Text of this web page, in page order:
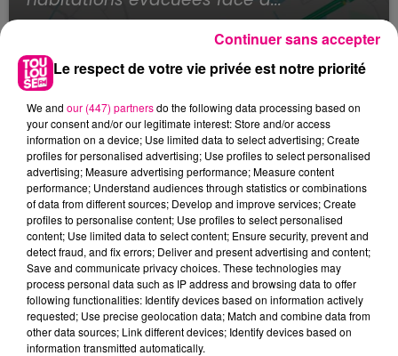
Le respect de votre vie privée est notre priorité
We and our (447) partnersdo the following data processing based on
your consent and/or our legitimate interest: Store and/or access
information on a device; Use limited data to select advertising; Create
profiles for personalised advertising; Use profiles to select personalised
advertising; Measure advertising performance; Measure content
performance; Understand audiences through statistics or combinations
of data from different sources; Develop and improve services; Create
profiles to personalise content; Use profiles to select personalised
content; Use limited data to select content; Ensure security, prevent and
detect fraud, and fix errors; Deliver and present advertising and content;
Save and communicate privacy choices. These technologies may
process personal data such as IP address and browsing data to offer
following functionalities: Identify devices based on information actively
requested; Use precise geolocation data; Match and combine data from
other data sources; Link different devices; Identify devices based on
information transmitted automatically.
Continuer sans accepter